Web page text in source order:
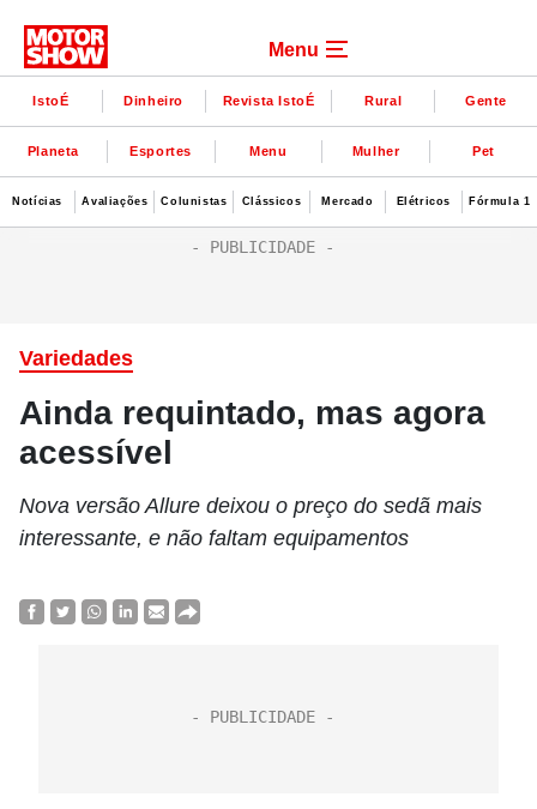
Menu
IstoÉ Dinheiro Revista IstoÉ Rural Gente
Planeta Esportes Menu Mulher Pet
Notícias Avaliações Colunistas Clássicos Mercado Elétricos Fórmula 1
Variedades
Ainda requintado, mas agora
acessível
Nova versão Allure deixou o preço do sedã mais
interessante, e não faltam equipamentos